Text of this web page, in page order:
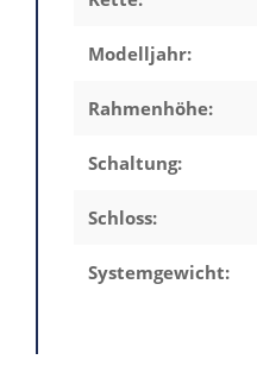
Modelljahr:
Rahmenhöhe:
Schaltung:
Schloss:
Systemgewicht: